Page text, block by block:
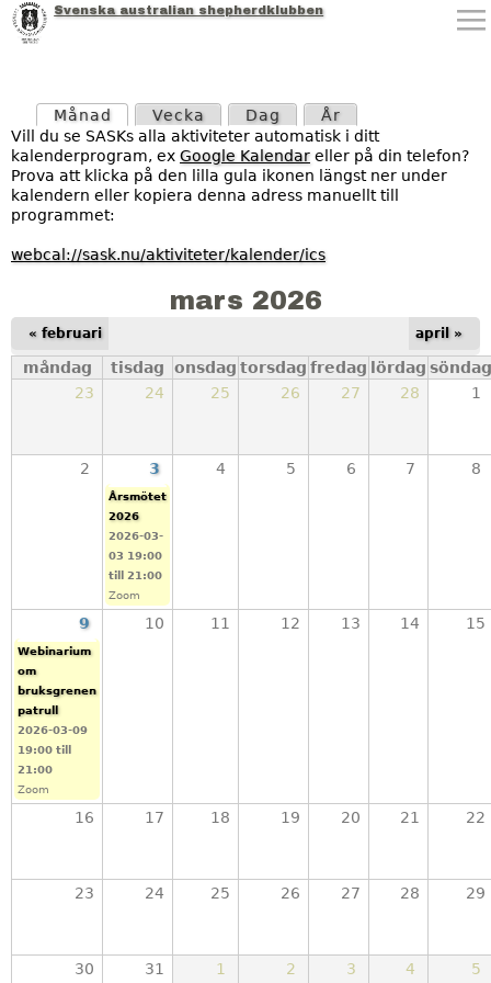
Jump to navigation
Svenska australian shepherdklubben
r
i
m
ä
a
f
i
Månad (aktiv flik)
Vecka Dag
År
Vill du se SASKs alla aktiviteter automatisk i ditt
kalenderprogram, ex Google Kalendar eller på din telefon?
Prova att klicka på den lilla gula ikonen längst ner under
kalendern eller kopiera denna adress manuellt till
programmet:
webcal://sask.nu/aktiviteter/kalender/ics
mars 2026
« februari april »
måndag tisdag onsdag torsdag fredag lördag söndag
23
24 25 26 27 28 1
2 3 4 5 6 7 8
Årsmötet
2026
2026-03-
03 19:00
till 21:00
Zoom
9 10 11 12 13 14 15
Webinarium
om
bruksgrenen
patrull
2026-03-09
19:00 till
21:00
Zoom
16 17 18 19 20 21 22
23 24 25 26 27 28 29
30 31 1 2 3 4 5